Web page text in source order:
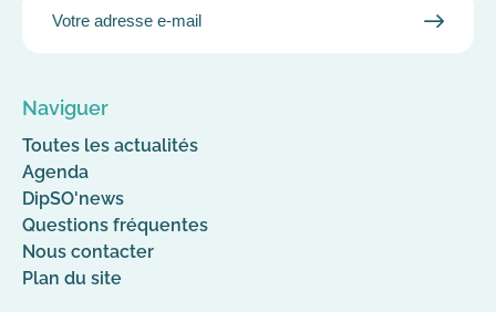
Naviguer
Toutes les actualités
Agenda
DipSO'news
Questions fréquentes
Nous contacter
Plan du site